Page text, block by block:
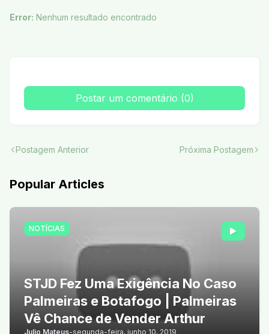
Error: Nenhum resultado encontrado
Postar um comentário (0)
Postagem Anterior Próxima Postagem
Popular Articles
NOTÍCIAS
STJD Fez Uma Exigência No Caso
Palmeiras e Botafogo | Palmeiras
Vê Chance de Vender Arthur
Julio Mateus-segunda-feira, junho 10, 2019